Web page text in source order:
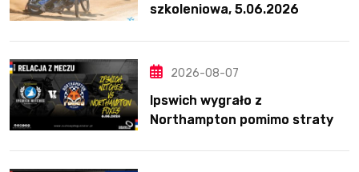
szkoleniowa, 5.06.2026
2026-08-07
Ipswich wygrało z
Northampton pomimo straty